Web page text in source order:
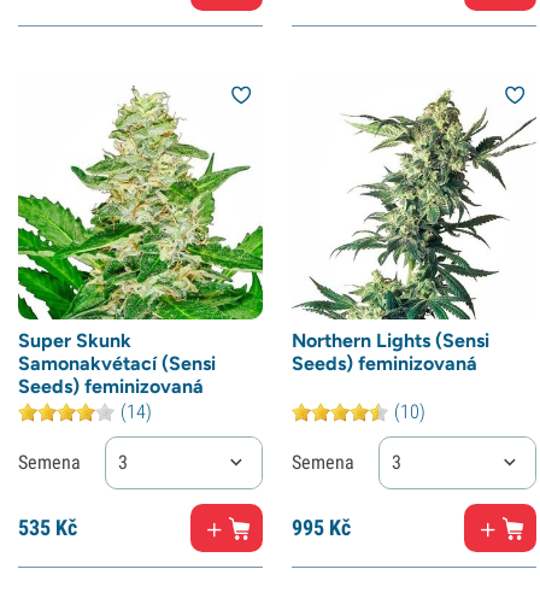
Super Skunk
Samonakvétací (Sensi
Seeds) feminizovaná
(14)
Semena 3
535 Kč
Northern Lights (Sensi
Seeds) feminizovaná
(10)
Semena 3
995 Kč